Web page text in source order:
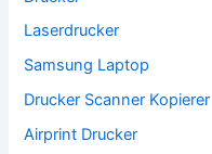
Laserdrucker
Samsung Laptop
Drucker Scanner Kopierer
Airprint Drucker